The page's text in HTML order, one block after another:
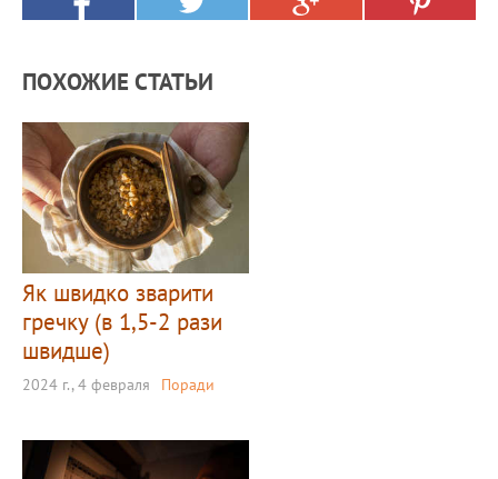
ПОХОЖИЕ СТАТЬИ
Як швидко зварити
гречку (в 1,5-2 рази
швидше)
2024 г., 4 февраля Поради